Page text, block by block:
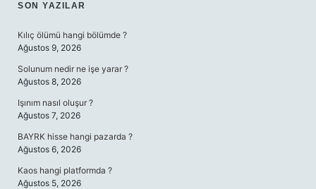
SIDEBAR
SON YAZILAR
Kılıç ölümü hangi bölümde ?
Ağustos 9, 2026
Solunum nedir ne işe yarar ?
Ağustos 8, 2026
Işınım nasıl oluşur ?
Ağustos 7, 2026
BAYRK hisse hangi pazarda ?
Ağustos 6, 2026
Kaos hangi platformda ?
Ağustos 5, 2026